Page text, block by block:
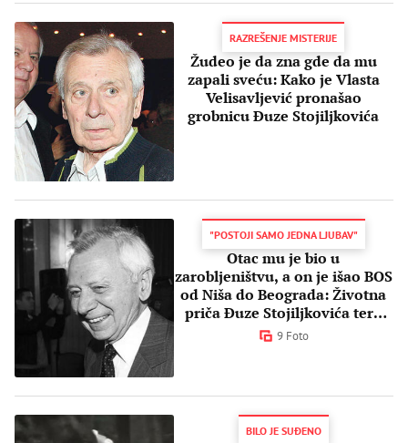
RAZREŠENJE MISTERIJE
Žudeo je da zna gde da mu
zapali sveću: Kako je Vlasta
Velisavljević pronašao
grobnicu Đuze Stojiljkovića
"POSTOJI SAMO JEDNA LJUBAV"
Otac mu je bio u
zarobljeništvu, a on je išao BOS
od Niša do Beograda: Životna
priča Đuze Stojiljkovića tera
SUZE na oči
9 Foto
BILO JE SUĐENO